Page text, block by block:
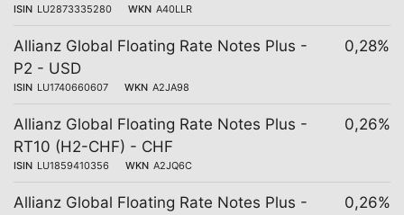
ISIN LU2873335280 WKN A40LLR
Allianz Global Floating Rate Notes Plus -
P2 - USD
ISIN LU1740660607 WKN A2JA98
0,28%
Allianz Global Floating Rate Notes Plus -
RT10 (H2-CHF) - CHF
ISIN LU1859410356 WKN A2JQ6C
0,26%
Allianz Global Floating Rate Notes Plus -
0,26%